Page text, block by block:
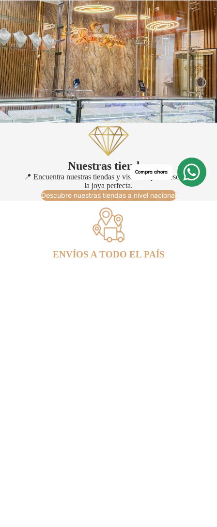
Nuestras tiendas
📍 Encuentra nuestras tiendas y visítanos para descubrir
la joya perfecta.
Descubre nuestras tiendas a nivel nacional
ENVÍOS A TODO EL PAÍS
Compra ahora